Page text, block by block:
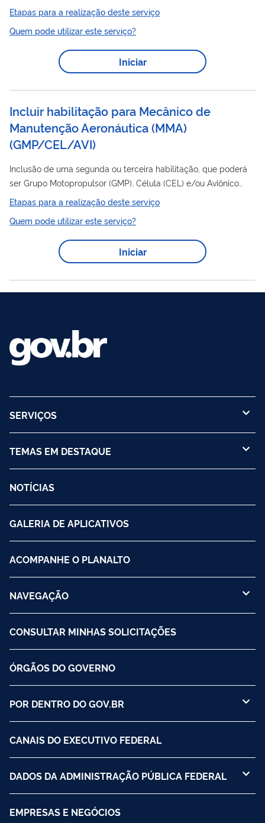
e rápida, compradores públicos da União, estados e
municípios e fornecedores em todo o país, inicialmente
microempreendedores individuais (MEIs), para ampliar
oportunidades de negócios locais e gerar mais emprego e
Etapas para a realização deste serviço
Quem pode utilizar este serviço?
Iniciar
Incluir habilitação para Mecânico de
Manutenção Aeronáutica (MMA)
(GMP/CEL/AVI)
Inclusão de uma segunda ou terceira habilitação, que poderá
ser Grupo Motopropulsor (GMP), Célula (CEL) e/ou Aviônico
(AVI), para quem já possui uma licença de MMA, conforme
RBAC 65, Subparte D. Para solicitar licença de MMA e primeira
habilitação, deve-se acessar: https://www.gov.br/pt-
br/servicos/obter-licenca-e-habilitacoes-de-mecanico-de-
manutencao
-aeronautica-mma REQUISITOS O candidato à
comprovar: • aprovação em curso teórico...
Etapas para a realização deste serviço
Quem pode utilizar este serviço?
Iniciar
SERVIÇOS
TEMAS EM DESTAQUE
NOTÍCIAS
GALERIA DE APLICATIVOS
ACOMPANHE O PLANALTO
NAVEGAÇÃO
CONSULTAR MINHAS SOLICITAÇÕES
ÓRGÃOS DO GOVERNO
POR DENTRO DO GOV.BR
CANAIS DO EXECUTIVO FEDERAL
DADOS DA ADMINISTRAÇÃO PÚBLICA FEDERAL
EMPRESAS E NEGÓCIOS